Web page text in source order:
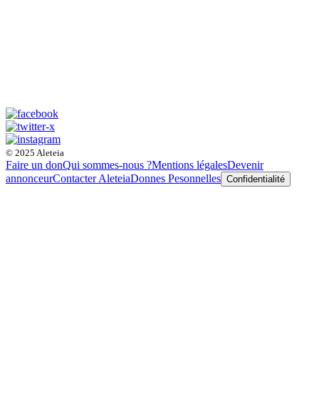
© 2025 Aleteia
Faire un donQui sommes-nous ?Mentions légalesDevenir
annonceurContacter AleteiaDonnes Pesonnelles Confidentialité